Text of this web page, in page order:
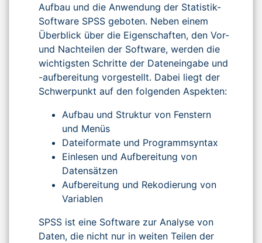
Aufbau und die Anwendung der Statistik-
Software SPSS geboten. Neben einem
Überblick über die Eigenschaften, den Vor-
und Nachteilen der Software, werden die
wichtigsten Schritte der Dateneingabe und
-aufbereitung vorgestellt. Dabei liegt der
Schwerpunkt auf den folgenden Aspekten:
Aufbau und Struktur von Fenstern
und Menüs
Dateiformate und Programmsyntax
Einlesen und Aufbereitung von
Datensätzen
Aufbereitung und Rekodierung von
Variablen
SPSS ist eine Software zur Analyse von
Daten, die nicht nur in weiten Teilen der